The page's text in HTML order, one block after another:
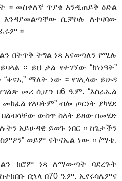
። መስቀለኛ ጥያቄ እንዲጠይቅ ዕድል
ሲቻኮሉ ለተዛባው
።
በትጥቅ ትግል ነጻ እናወጣለን የሚሉ
። ይህ ቃል የተገኘው “ከነነዓት”
ማለት ነው ። የገሊላው ይሁዳ
መሪ ሲሆን በ6 ዓ.ም. “እስራኤል
የለባትም” ብሎ ጦርነት ያካሄደ
በልብሳቸው ውስጥ ስለት ይዘው በመሄድ
አይሁዳዊ ይወጉ ነበር ። ከጌታችን
ወይም ናትናኤል ነው ። /ማቴ.
ከሮም ነጻ ለማውጣት ባደረጉት
በኋላ በ70 ዓ.ም. ኢየሩሳሌምና